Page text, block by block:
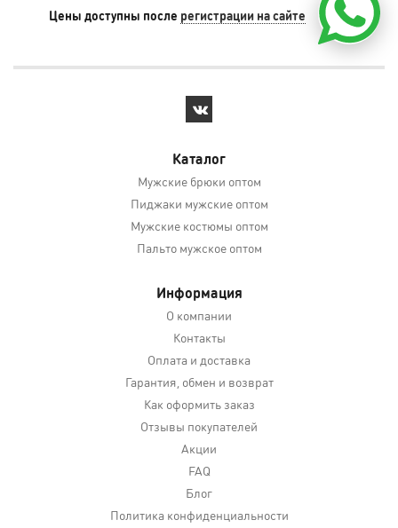
Цены доступны после регистрации на сайте
Каталог
Мужские брюки оптом
Пиджаки мужские оптом
Мужские костюмы оптом
Пальто мужское оптом
Информация
О компании
Контакты
Оплата и доставка
Гарантия, обмен и возврат
Как оформить заказ
Отзывы покупателей
Акции
FAQ
Блог
Политика конфиденциальности